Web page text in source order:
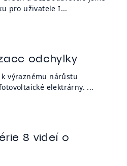
pro uživatele I...
odchylky
výraznému nárůstu
elektrárny. ...
8 videí o